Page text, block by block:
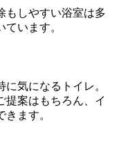
もしやすい浴室は多
います。
気になるトイレ。
提案はもちろん、イ
ます。